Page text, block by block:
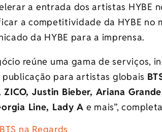
a entrada dos artistas HYBE
a competitividade da HYBE no
da HYBE para a imprensa.
reúne uma gama de serviços,
para artistas globais
ZICO, Justin Bieber, Ariana
Line, Lady A e mais”,